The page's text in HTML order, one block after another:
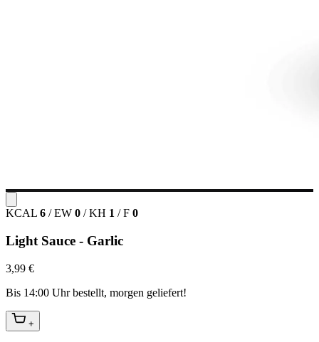
KCAL 6 / EW 0 / KH 1 / F 0
Light Sauce - Garlic
3,99 €
Bis 14:00 Uhr bestellt, morgen geliefert!
+